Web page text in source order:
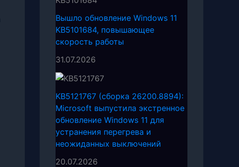
Вышло обновление Windows 11
KB5101684, повышающее
скорость работы
31.07.2026
KB5121767 (сборка 26200.8894):
Microsoft выпустила экстренное
обновление Windows 11 для
устранения перегрева и
неожиданных выключений
20.07.2026